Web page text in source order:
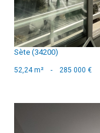
Sète (34200)
52,24 m² - 285 000 €